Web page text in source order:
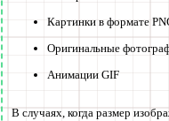
Картинки в формате
Оригинальные
Анимации GIF
В случаях, когда размер